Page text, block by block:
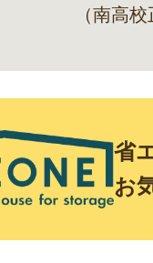
（南高校
省
お